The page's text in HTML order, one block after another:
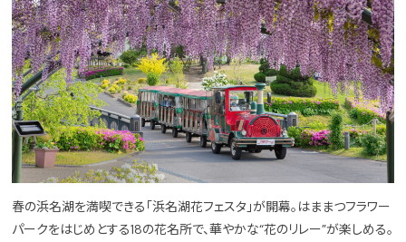
春の浜名湖を満喫できる「浜名湖花フェスタ」が開幕。はままつフラワー
パークをはじめとする18の花名所で、華やかな“花のリレー”が楽しめる。